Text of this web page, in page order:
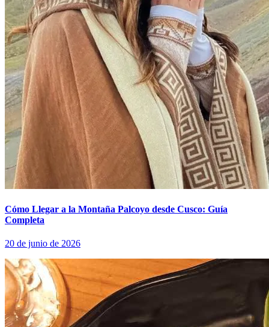
Cómo Llegar a la Montaña Palcoyo desde Cusco: Guía
Completa
20 de junio de 2026